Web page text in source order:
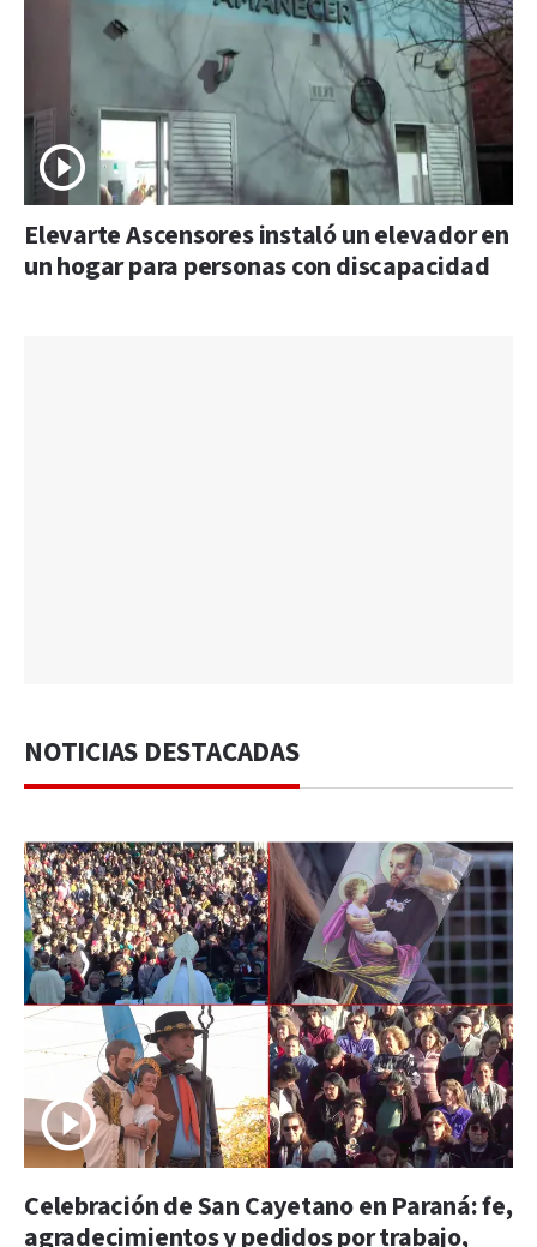
Elevarte Ascensores instaló un elevador en
un hogar para personas con discapacidad
NOTICIAS DESTACADAS
Celebración de San Cayetano en Paraná: fe,
agradecimientos y pedidos por trabajo,